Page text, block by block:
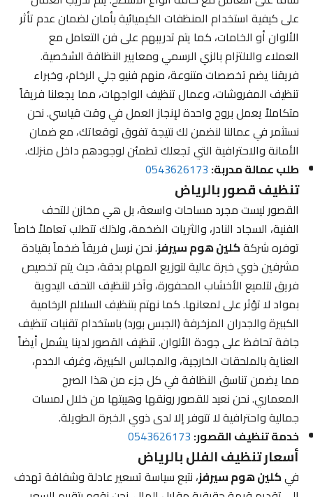
على كيفية استخدام المنظفات الكيميائية بأمان لضمان عدم تأثر
الألوان أو الخامات، كما يتم تدريبهم على فن التعامل مع
العملاء والالتزام بالزي الرسمي ومعايير النظافة الشخصية.
فريقنا يضم تخصصات متنوعة، منهم فنيو جلي الرخام، وخبراء
تنظيف المفروشات، وعمال تنظيف الواجهات، مما يجعلنا فريقاً
متكاملاً يعمل بروح واحدة لإنجاز العمل في وقت قياسي. نحن
نستثمر في عمالنا لنضمن لك نتيجة تفوق توقعاتك، مع ضمان
الأمانة والاحترافية التي تجعلك تطمئن لوجودهم داخل منزلك.
طلب عمالة مدربة:0543626173
تنظيف قصور بالرياض
القصور ليست مجرد مساحات واسعة، بل هي مخازن للتحف
الفنية، السجاد النادر، والثريات الضخمة، ولذلك تتطلب تعاملاً خاصاً
توفره شركةكلين هوم سيرفز. نحن نرسل فريقاً ضخماً بقيادة
مشرفين ذوي خبرة عالية لتوزيع المهام بدقة، حيث يتم تخصيص
فريق لتلميع الأخشاب المحفورة، وآخر لتنظيف التحف اليدوية
بمواد لا تؤثر على لمعانها. كما نهتم بتنظيف السلالم الرخامية
الكبيرة والجدران المزخرفة (الجبس بورد) باستخدام تقنيات تنظيف
جافة تحافظ على جودة الألوان. تنظيف القصور لدينا يشمل أيضاً
العناية بالملحقات الخارجية، والمجالس الكبيرة، وغرف الخدم،
مما يضمن تناسق النظافة في كل جزء من هذا الصرح
المعماري. نحن نعيد للقصور رونقها وهيبتها من خلال لمسات
جمالية واحترافية لا تتوفر إلا لدى ذوي الخبرة الطويلة.
خدمة تنظيف القصور:0543626173
أسعار تنظيف الفلل بالرياض
فيكلين هوم سيرفز، نتبع سياسة تسعير عادلة وشفافة تهدف